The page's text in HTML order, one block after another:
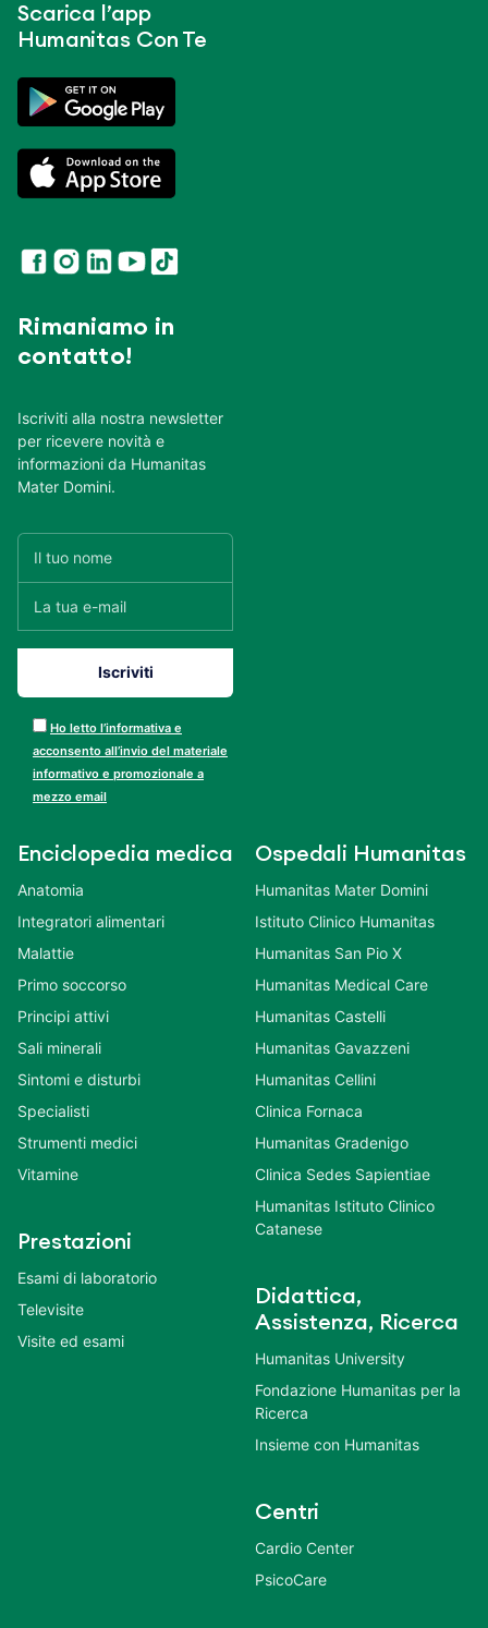
Scarica l’app
Humanitas Con Te
Rimaniamo in
contatto!
Iscriviti alla nostra newsletter
per ricevere novità e
informazioni da Humanitas
Mater Domini.
Ho letto l’informativa e
acconsento all’invio del materiale
informativo e promozionale a
mezzo email
Enciclopedia medica
Anatomia
Integratori alimentari
Malattie
Primo soccorso
Principi attivi
Sali minerali
Sintomi e disturbi
Specialisti
Strumenti medici
Vitamine
Prestazioni
Esami di laboratorio
Televisite
Visite ed esami
Ospedali Humanitas
Humanitas Mater Domini
Istituto Clinico Humanitas
Humanitas San Pio X
Humanitas Medical Care
Humanitas Castelli
Humanitas Gavazzeni
Humanitas Cellini
Clinica Fornaca
Humanitas Gradenigo
Clinica Sedes Sapientiae
Humanitas Istituto Clinico
Catanese
Didattica,
Assistenza, Ricerca
Humanitas University
Fondazione Humanitas per la
Ricerca
Insieme con Humanitas
Centri
Cardio Center
PsicoCare